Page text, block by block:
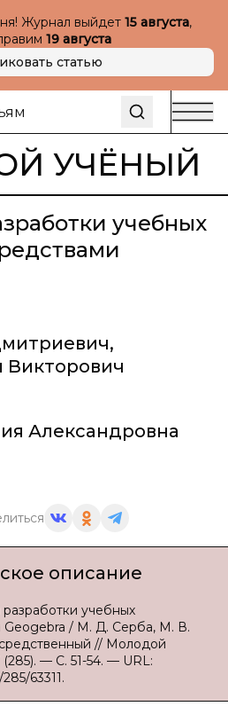
Журнал выйдет 15 августа,
19 августа
статью
УЧЁНЫЙ
учебных
,
Викторович
Александровна
описание
учебных
Geogebra / М. Д. Серба, М. В.
// Молодой
— С. 51-54. — URL:
63311.